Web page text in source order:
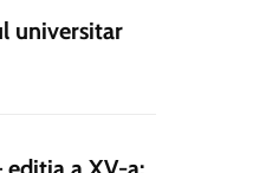
universitar